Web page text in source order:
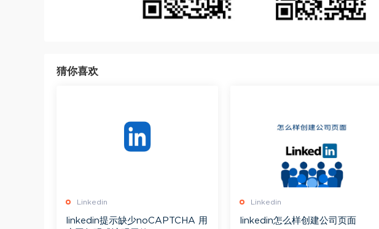
猜你喜欢
Linkedin
linkedin提示缺少noCAPTCHA 用
Linkedin
linkedin怎么样创建公司页面